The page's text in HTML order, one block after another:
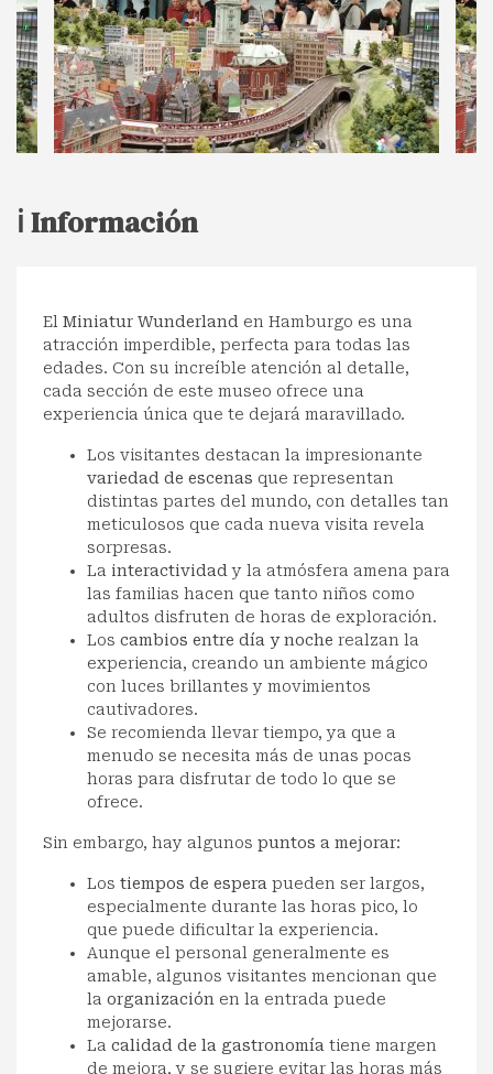
ℹ️ Información
El Miniatur Wunderland en Hamburgo es una
atracción imperdible, perfecta para todas las
edades. Con su increíble atención al detalle,
cada sección de este museo ofrece una
experiencia única que te dejará maravillado.
Los visitantes destacan la impresionante
variedad de escenas que representan
distintas partes del mundo, con detalles tan
meticulosos que cada nueva visita revela
sorpresas.
La interactividad y la atmósfera amena para
las familias hacen que tanto niños como
adultos disfruten de horas de exploración.
Los cambios entre día y noche realzan la
experiencia, creando un ambiente mágico
con luces brillantes y movimientos
cautivadores.
Se recomienda llevar tiempo, ya que a
menudo se necesita más de unas pocas
horas para disfrutar de todo lo que se
ofrece.
Sin embargo, hay algunos puntos a mejorar:
Los tiempos de espera pueden ser largos,
especialmente durante las horas pico, lo
que puede dificultar la experiencia.
Aunque el personal generalmente es
amable, algunos visitantes mencionan que
la organización en la entrada puede
mejorarse.
La calidad de la gastronomía tiene margen
de mejora, y se sugiere evitar las horas más